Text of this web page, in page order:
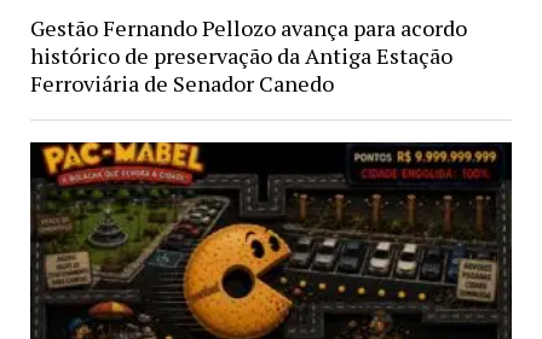
Gestão Fernando Pellozo avança para acordo
histórico de preservação da Antiga Estação
Ferroviária de Senador Canedo